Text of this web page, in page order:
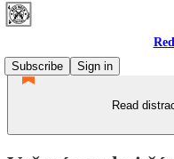
Subscribe
Sign in
Read